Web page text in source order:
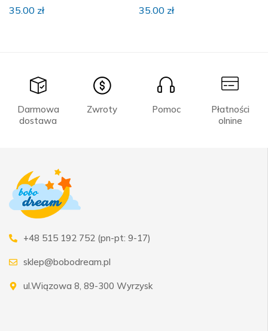
35.00 zł 35.00 zł
Darmowa
dostawa
Zwroty Pomoc
Płatności
olnine
+48 515 192 752 (pn-pt: 9-17)
sklep@bobodream.pl
ul.Wiązowa 8, 89-300 Wyrzysk